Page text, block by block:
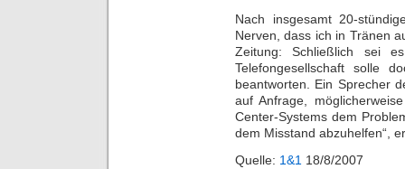
Nach insgesamt 20-
Nerven, dass ich in Tränen
Zeitung: Schließlich sei
Telefongesellschaft solle
beantworten. Ein Sprecher
auf Anfrage,
Center-Systems dem
dem Misstand abzuhelfen“,
Quelle: 1&1 18/8/2007